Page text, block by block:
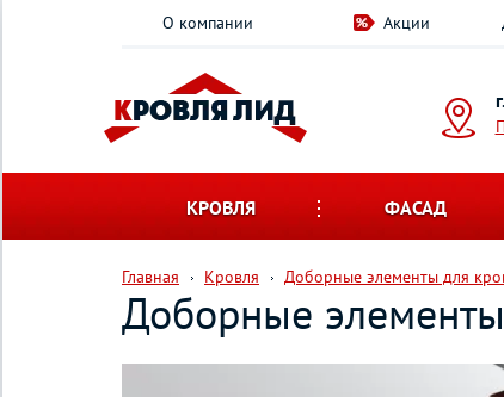
О компании Акции
КРОВЛЯ ФАСАД
Главная Кровля Доборные элементы для
Доборные